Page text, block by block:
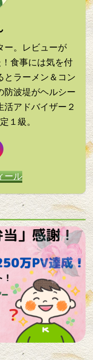
ー。レビューが
食事には気を付
とラーメン＆コン
防波堤がヘルシー
活アドバイザー２
１級。
ール